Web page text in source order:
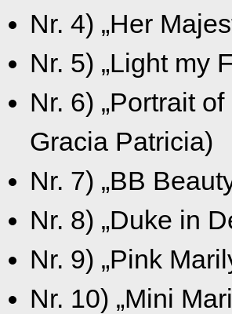
Nr. 4) „Her
Nr. 5) „Light my
Nr. 6) „Portrait
Gracia Patricia)
Nr. 7) „BB
Nr. 8) „Duke in
Nr. 9) „Pink
Nr. 10) „Mini